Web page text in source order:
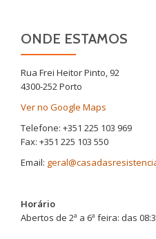
ONDE ESTAMOS
Rua Frei Heitor Pinto, 92
4300-252 Porto
Ver no Google Maps
Telefone: +351 225 103 969
Fax: +351 225 103 550
Email:
Horário
Abertos de 2ª a 6ª feira: das